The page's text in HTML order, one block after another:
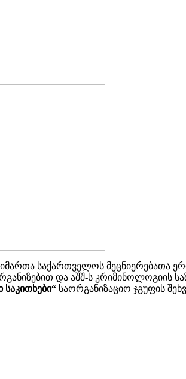
საქართველოს მეცნიერებათა
და აშშ-ს კრიმინოლოგიის
საორგანიზაციო ჯგუფის